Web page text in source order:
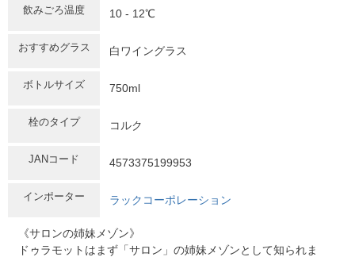
飲みごろ温度 10 - 12℃
おすすめグラス 白ワイングラス
ボトルサイズ 750ml
栓のタイプ コルク
JANコード 4573375199953
インポーター ラックコーポレーション
《サロンの姉妹メゾン》
ドゥラモットはまず「サロン」の姉妹メゾンとして知られま